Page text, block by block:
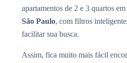
apartamentos de 2 e 3 quartos em
São Paulo, com filtros
facilitar sua busca.
Assim, fica muito mais fácil